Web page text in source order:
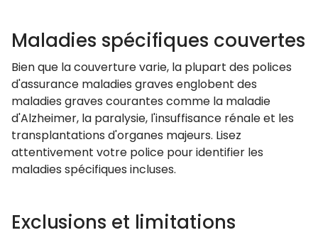
Maladies spécifiques couvertes
Bien que la couverture varie, la plupart des polices
d'assurance maladies graves englobent des
maladies graves courantes comme la maladie
d'Alzheimer, la paralysie, l'insuffisance rénale et les
transplantations d'organes majeurs. Lisez
attentivement votre police pour identifier les
maladies spécifiques incluses.
Exclusions et limitations